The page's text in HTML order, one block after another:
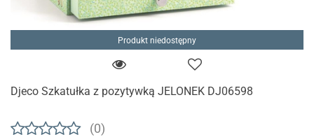
Produkt niedostępny
Djeco Szkatułka z pozytywką JELONEK DJ06598
(0)